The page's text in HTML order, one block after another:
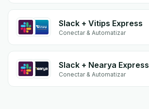
Slack + Vitips Express
Conectar & Automatizar
Slack + Nearya Express
Conectar & Automatizar